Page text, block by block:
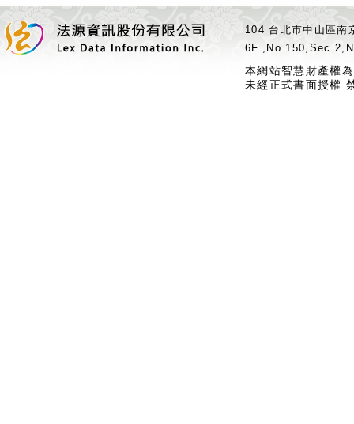
104 台北市中山區
本網站智慧財產權
未經正式書面授權